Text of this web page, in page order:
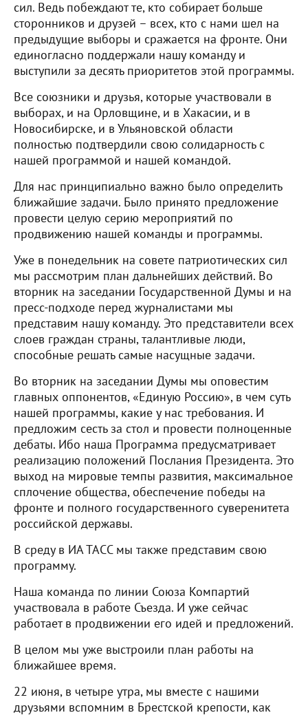
сил. Ведь побеждают те, кто собирает больше
сторонников и друзей – всех, кто с нами шел на
предыдущие выборы и сражается на фронте. Они
единогласно поддержали нашу команду и
выступили за десять приоритетов этой программы.
Все союзники и друзья, которые участвовали в
выборах, и на Орловщине, и в Хакасии, и в
Новосибирске, и в Ульяновской области
полностью подтвердили свою солидарность с
нашей программой и нашей командой.
Для нас принципиально важно было определить
ближайшие задачи. Было принято предложение
провести целую серию мероприятий по
продвижению нашей команды и программы.
Уже в понедельник на совете патриотических сил
мы рассмотрим план дальнейших действий. Во
вторник на заседании Государственной Думы и на
пресс-подходе перед журналистами мы
представим нашу команду. Это представители всех
слоев граждан страны, талантливые люди,
способные решать самые насущные задачи.
Во вторник на заседании Думы мы оповестим
главных оппонентов, «Единую Россию», в чем суть
нашей программы, какие у нас требования. И
предложим сесть за стол и провести полноценные
дебаты. Ибо наша Программа предусматривает
реализацию положений Послания Президента. Это
выход на мировые темпы развития, максимальное
сплочение общества, обеспечение победы на
фронте и полного государственного суверенитета
российской державы.
В среду в ИА ТАСС мы также представим свою
программу.
Наша команда по линии Союза Компартий
участвовала в работе Съезда. И уже сейчас
работает в продвижении его идей и предложений.
В целом мы уже выстроили план работы на
ближайшее время.
22 июня, в четыре утра, мы вместе с нашими
друзьями вспомним в Брестской крепости, как